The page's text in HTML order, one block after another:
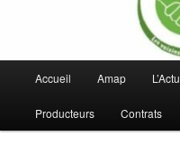
principal
Accueil Amap L’Actu
Producteurs Contrats